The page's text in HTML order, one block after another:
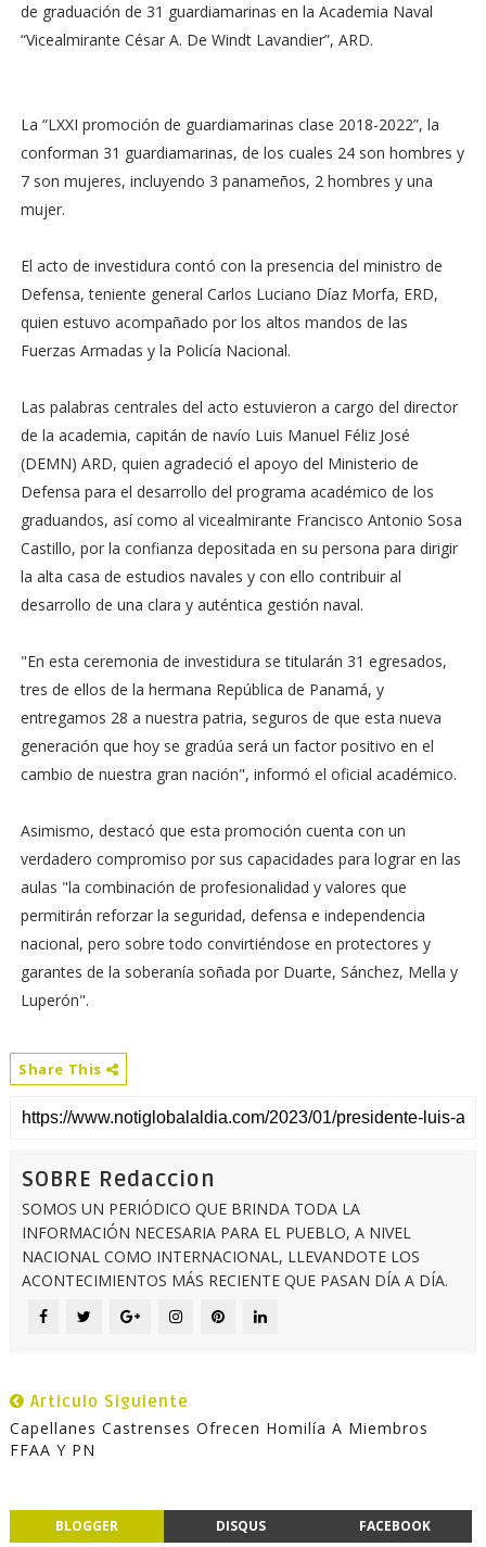
de graduación de 31 guardiamarinas en la Academia Naval
“Vicealmirante César A. De Windt Lavandier”, ARD.
La “LXXI promoción de guardiamarinas clase 2018-2022”, la
conforman 31 guardiamarinas, de los cuales 24 son hombres y
7 son mujeres, incluyendo 3 panameños, 2 hombres y una
mujer.
El acto de investidura contó con la presencia del ministro de
Defensa, teniente general Carlos Luciano Díaz Morfa, ERD,
quien estuvo acompañado por los altos mandos de las
Fuerzas Armadas y la Policía Nacional.
Las palabras centrales del acto estuvieron a cargo del director
de la academia, capitán de navío Luis Manuel Féliz José
(DEMN) ARD, quien agradeció el apoyo del Ministerio de
Defensa para el desarrollo del programa académico de los
graduandos, así como al vicealmirante Francisco Antonio Sosa
Castillo, por la confianza depositada en su persona para dirigir
la alta casa de estudios navales y con ello contribuir al
desarrollo de una clara y auténtica gestión naval.
"En esta ceremonia de investidura se titularán 31 egresados,
tres de ellos de la hermana República de Panamá, y
entregamos 28 a nuestra patria, seguros de que esta nueva
generación que hoy se gradúa será un factor positivo en el
cambio de nuestra gran nación", informó el oficial académico.
Asimismo, destacó que esta promoción cuenta con un
verdadero compromiso por sus capacidades para lograr en las
aulas "la combinación de profesionalidad y valores que
permitirán reforzar la seguridad, defensa e independencia
nacional, pero sobre todo convirtiéndose en protectores y
garantes de la soberanía soñada por Duarte, Sánchez, Mella y
Luperón".
Share This
SOBRE Redaccion
SOMOS UN PERIÓDICO QUE BRINDA TODA LA
INFORMACIÓN NECESARIA PARA EL PUEBLO, A NIVEL
NACIONAL COMO INTERNACIONAL, LLEVANDOTE LOS
ACONTECIMIENTOS MÁS RECIENTE QUE PASAN DÍA A DÍA.
Articulo Siguiente
Capellanes Castrenses Ofrecen Homilía A Miembros
FFAA Y PN
BLOGGER DISQUS FACEBOOK